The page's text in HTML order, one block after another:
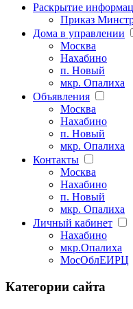
Раскрытие
Приказ
Дома в управлении
Москва
Нахабино
п. Новый
мкр. Опалиха
Объявления
Москва
Нахабино
п. Новый
мкр. Опалиха
Контакты
Москва
Нахабино
п. Новый
мкр. Опалиха
Личный кабинет
Нахабино
мкр.Опалиха
МосОблЕИРЦ
Категории сайта